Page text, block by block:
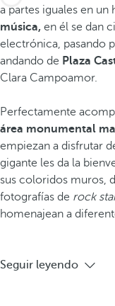
a partes iguales en
música, en él se dan
electrónica, pasando
andando de Plaza
Clara Campoamor.
Perfectamente
área monumental
empiezan a disfrutar
gigante les da la
sus coloridos muros,
fotografías de rock
homenajean a
Seguir leyendo